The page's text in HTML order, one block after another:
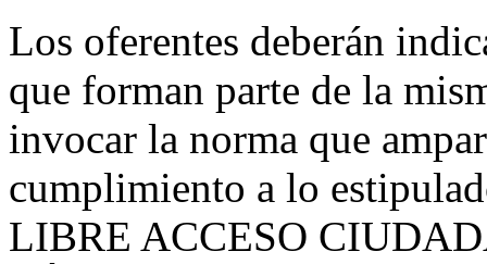
Los oferentes deberán
que forman parte de la
invocar la norma que
cumplimiento a lo
LIBRE ACCESO